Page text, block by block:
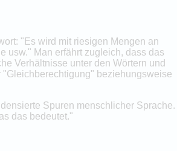
"Es wird mit riesigen Mengen an
usw." Man erfährt zugleich, dass das
Verhältnisse unter den Wörtern und
beziehungsweise
Spuren menschlicher Sprache.
das bedeutet."